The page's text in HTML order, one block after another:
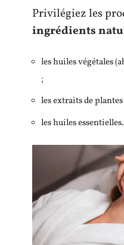
Privilégiez les
ingrédients
les huiles végétales
;
les extraits de plantes
les huiles essentielles.